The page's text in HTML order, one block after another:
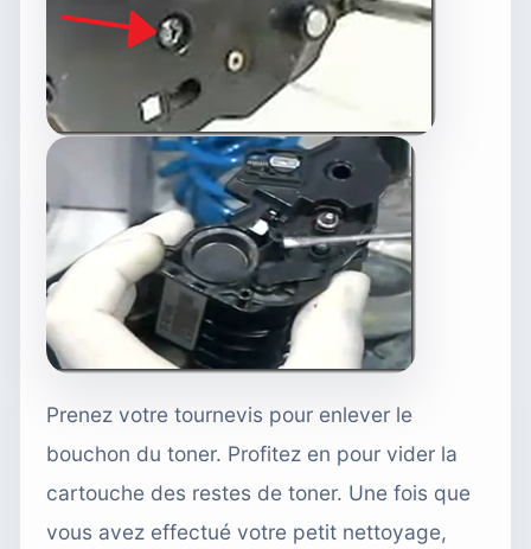
Prenez votre tournevis pour enlever le
bouchon du toner. Profitez en pour vider la
cartouche des restes de toner. Une fois que
vous avez effectué votre petit nettoyage,